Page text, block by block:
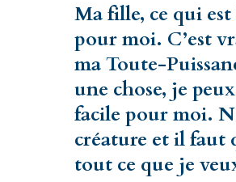
Ma fille, ce qui est
pour moi. C’est
ma Toute-
une chose, je
facile pour moi.
créature et il faut
tout ce que je